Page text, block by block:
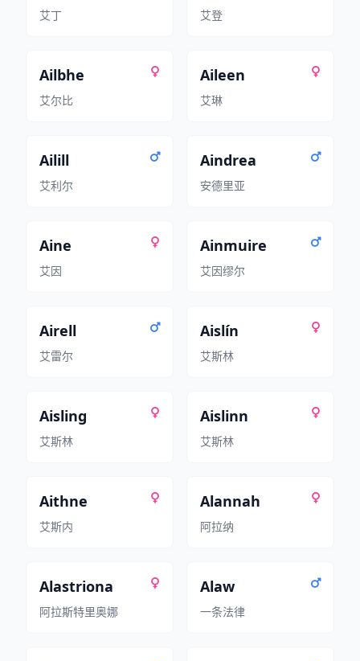
艾丁 艾登
Ailbhe
艾尔比
Aileen
艾琳
Ailill
艾利尔
Aindrea
安德里亚
Aine
艾因
Ainmuire
艾因缪尔
Airell
艾雷尔
Aislín
艾斯林
Aisling
艾斯林
Aislinn
艾斯林
Aithne
艾斯内
Alannah
阿拉纳
Alastriona
阿拉斯特里奥娜
Alaw
一条法律